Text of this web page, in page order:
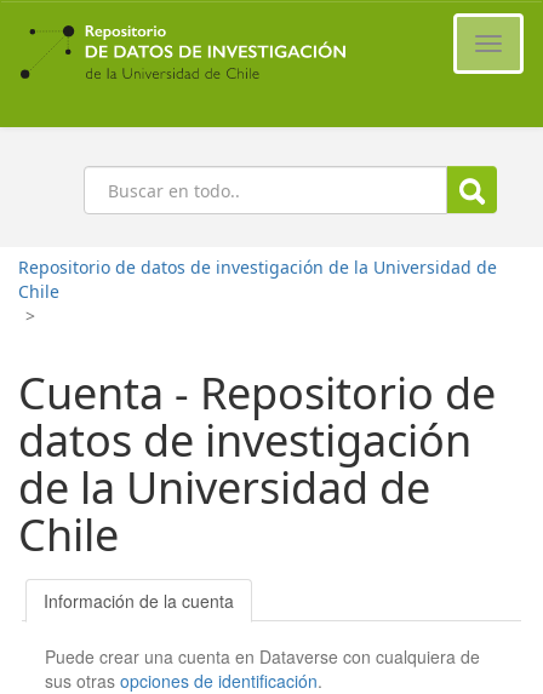
Ir
contenido
principal
Buscar
Repositorio de datos de investigación de la Universidad de
Chile
>
Cuenta - Repositorio de
datos de investigación
de la Universidad de
Chile
Información de la cuenta
Puede crear una cuenta en Dataverse con cualquiera de
sus otrasopciones de identificación.